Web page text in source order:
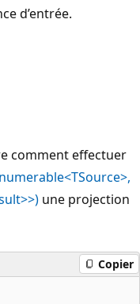
d’entrée.
comment effectuer
une projection
Copier